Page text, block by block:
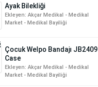
Ayak Bilekliği
Ekleyen: Akçar Medikal - Medikal
Market - Medikal Bayiliği
Çocuk Welpo Bandajı JB2409 |
Case
Ekleyen: Akçar Medikal - Medikal
Market - Medikal Bayiliği